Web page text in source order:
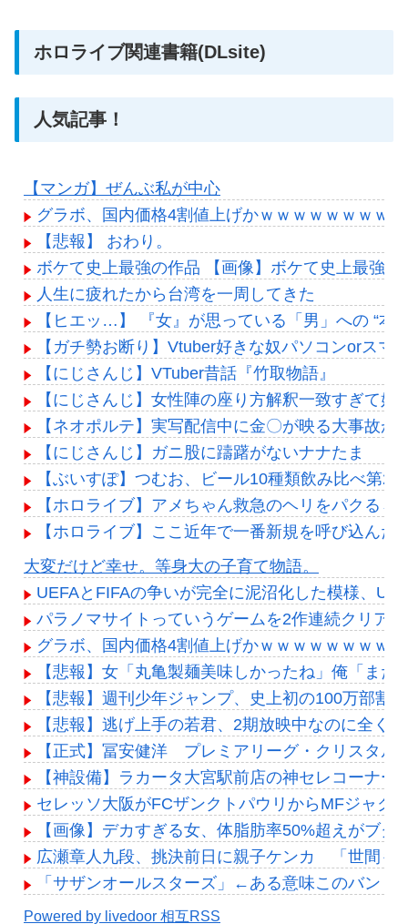
ホロライブ関連書籍(DLsite)
人気記事！
【マンガ】ぜんぶ私が中心
グラボ、国内価格4割値上げかｗｗｗｗｗｗｗｗ
【悲報】 おわり。
ボケて史上最強の作品 【画像】ボケて史上最強
人生に疲れたから台湾を一周してきた
【ヒエッ…】 『女』が思っている「男」への “本
【ガチ勢お断り】Vtuber好きな奴パソコンorス
【にじさんじ】VTuber昔話『竹取物語』
【にじさんじ】女性陣の座り方解釈一致すぎて好
【ネオポルテ】実写配信中に金〇が映る大事故が
【にじさんじ】ガニ股に躊躇がないナナたま
【ぶいすぽ】つむお、ビール10種類飲み比べ第
【ホロライブ】アメちゃん救急のヘリをパクる→
【ホロライブ】ここ近年で一番新規を呼び込んだ
Powered by livedoor 相互RSS
大変だけど幸せ。等身大の子育て物語。
UEFAとFIFAの争いが完全に泥沼化した模様、
パラノマサイトっていうゲームを2作連続クリア
グラボ、国内価格4割値上げかｗｗｗｗｗｗｗｗ
【悲報】女「丸亀製麺美味しかったね」俺「ま
【悲報】週刊少年ジャンプ、史上初の100万部
【悲報】逃げ上手の若君、2期放映中なのに全く
【正式】冨安健洋 プレミアリーグ・クリスタ
【神設備】ラカータ大宮駅前店の神セレコーナ
セレッソ大阪がFCザンクトパウリからMFジャ
【画像】デカすぎる女、体脂肪率50%超えがブク
広瀬章人九段、挑決前日に親子ケンカ 「世間も
「サザンオールスターズ」←ある意味このバンド
Powered by livedoor 相互RSS